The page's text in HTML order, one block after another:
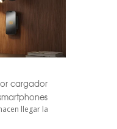
cargador
llegar la